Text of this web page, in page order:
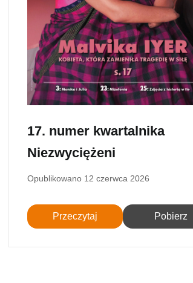
17. numer kwartalnika
Niezwyciężeni
Opublikowano 12 czerwca 2026
Przeczytaj Pobierz